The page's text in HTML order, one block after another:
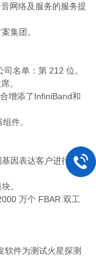
网络及服务的服务提
集团。
名单：第 212 位。
。
增添了InfiniBand和
件。
因表达客户进行评
。
万个 FBAR 双工
软件为测试火星探测